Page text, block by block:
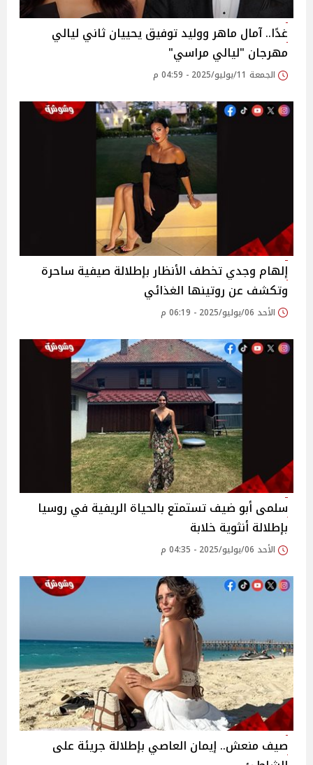
غدًا.. آمال ماهر ووليد توفيق يحييان ثاني ليالي
مهرجان "ليالي مراسي"
الجمعة 11/يوليو/2025 - 04:59 م
إلهام وجدي تخطف الأنظار بإطلالة صيفية ساحرة
وتكشف عن روتينها الغذائي
الأحد 06/يوليو/2025 - 06:19 م
سلمى أبو ضيف تستمتع بالحياة الريفية في روسيا
بإطلالة أنثوية خلابة
الأحد 06/يوليو/2025 - 04:35 م
صيف منعش.. إيمان العاصي بإطلالة جريئة على